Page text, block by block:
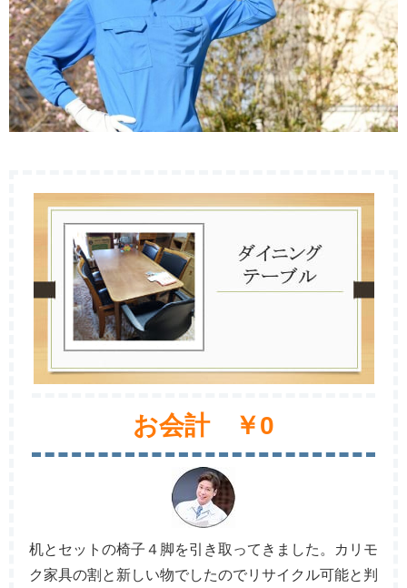
お会計 ￥0
机とセットの椅子４脚を引き取ってきました。カリモ
ク家具の割と新しい物でしたのでリサイクル可能と判